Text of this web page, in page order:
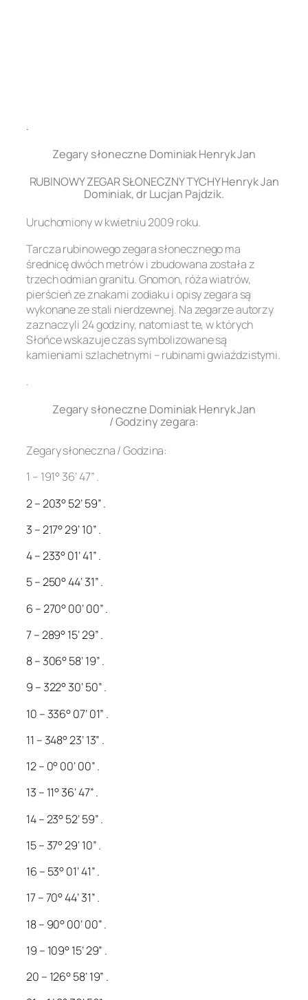
.
Zegary słoneczne Dominiak Henryk Jan
RUBINOWY ZEGAR SŁONECZNY TYCHY Henryk Jan
Dominiak, dr Lucjan Pajdzik.
Uruchomiony w kwietniu 2009 roku.
Tarcza rubinowego zegara słonecznego ma
średnicę dwóch metrów i zbudowana została z
trzech odmian granitu. Gnomon, róża wiatrów,
pierścień ze znakami zodiaku i opisy zegara są
wykonane ze stali nierdzewnej. Na zegarze autorzy
zaznaczyli 24 godziny, natomiast te, w których
Słońce wskazuje czas symbolizowane są
kamieniami szlachetnymi – rubinami gwiaździstymi.
.
Zegary słoneczne Dominiak Henryk Jan
/ Godziny zegara:
Zegary słoneczna / Godzina:
1 – 191° 36’ 47” .
2 – 203° 52’ 59” .
3 – 217° 29’ 10” .
4 – 233° 01’ 41” .
5 – 250° 44’ 31” .
6 – 270° 00’ 00” .
7 – 289° 15’ 29” .
8 – 306° 58’ 19” .
9 – 322° 30’ 50” .
10 – 336° 07’ 01” .
11 – 348° 23’ 13” .
12 – 0° 00’ 00” .
13 – 11° 36’ 47” .
14 – 23° 52’ 59” .
15 – 37° 29’ 10” .
16 – 53° 01’ 41” .
17 – 70° 44’ 31” .
18 – 90° 00’ 00” .
19 – 109° 15’ 29” .
20 – 126° 58’ 19” .